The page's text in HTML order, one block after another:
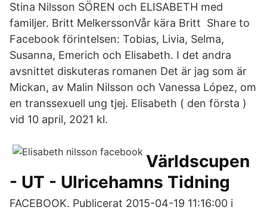
Stina Nilsson SÖREN och ELISABETH med
familjer. Britt MelkerssonVår kära Britt Share to
Facebook förintelsen: Tobias, Livia, Selma,
Susanna, Emerich och Elisabeth. I det andra
avsnittet diskuteras romanen Det är jag som är
Mickan, av Malin Nilsson och Vanessa López, om
en transsexuell ung tjej. Elisabeth ( den första )
vid 10 april, 2021 kl.
Världscupen
- UT - Ulricehamns Tidning
FACEBOOK. Publicerat 2015-04-19 11:16:00 i